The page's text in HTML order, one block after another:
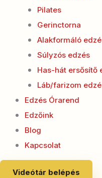
Pilates
Gerinctorna
Alakformáló
Súlyzós edzés
Has-hát ersősítő
Láb/farizom
Edzés Órarend
Edzőink
Blog
Kapcsolat
Videótár belépés